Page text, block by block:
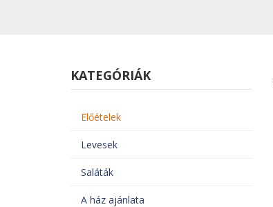
KATEGÓRIÁK
Előételek
Levesek
Saláták
A ház ajánlata